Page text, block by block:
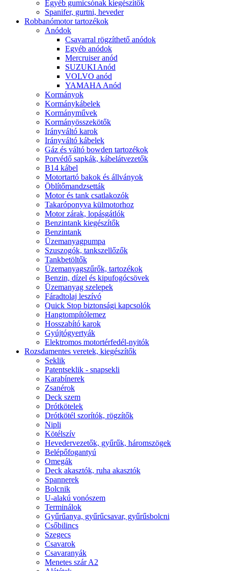
Egyéb gumicsónak kiegészítők
Spanifer, gurtni, heveder
Robbanómotor tartozékok
Anódok
Csavarral rögzíthető anódok
Egyéb anódok
Mercruiser anód
SUZUKI Anód
VOLVO anód
YAMAHA Anód
Kormányok
Kormánykábelek
Kormányművek
Kormányösszekötők
Irányváltó karok
Irányváltó kábelek
Gáz és váltó bowden tartozékok
Porvédő sapkák, kábelátvezetők
B14 kábel
Motortartó bakok és állványok
Öblítőmandzsetták
Motor és tank csatlakozók
Takaróponyva külmotorhoz
Motor zárak, lopásgátlók
Benzintank kiegészítők
Benzintank
Üzemanyagpumpa
Szuszogók, tankszellőzők
Tankbetöltők
Üzemanyagszűrők, tartozékok
Benzin, dízel és kipufogócsövek
Üzemanyag szelepek
Fáradtolaj leszívó
Quick Stop biztonsági kapcsolók
Hangtompítólemez
Hosszabító karok
Gyújtógyertyák
Elektromos motortérfedél-nyitók
Rozsdamentes veretek, kiegészítők
Seklik
Patentseklik - snapsekli
Karabínerek
Zsanérok
Deck szem
Drótkötelek
Drótkötél szorítók, rögzítők
Nipli
Kötélszív
Hevedervezetők, gyűrűk, háromszögek
Belépőfogantyú
Omegák
Deck akasztók, ruha akasztók
Spannerek
Bolcnik
U-alakú vonószem
Terminálok
Gyűrűanya, gyűrűcsavar, gyűrűsbolcni
Csőbilincs
Szegecs
Csavarok
Csavaranyák
Menetes szár A2